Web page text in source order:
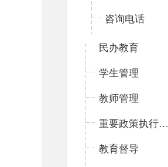
咨询电话
民办教育
学生管理
教师管理
重要政策执行情况
教育督导